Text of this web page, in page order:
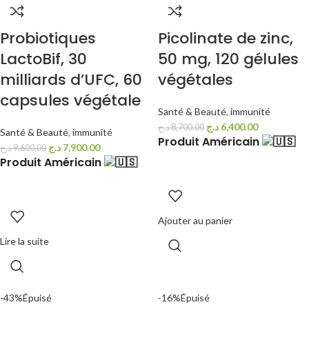
Probiotiques
LactoBif, 30
milliards d’UFC, 60
capsules végétale
Santé & Beauté, immunité
9,600.00د.ج 7,900.00 د.ج
Produit Américain
Lire la suite
Picolinate de zinc,
50 mg, 120 gélules
végétales
Santé & Beauté, immunité
8,700.00د.ج 6,400.00 د.ج
Produit Américain
Ajouter au panier
-43%Épuisé -16%Épuisé